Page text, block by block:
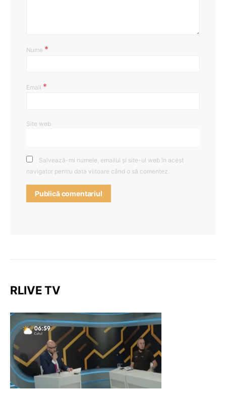
Nume *
Email *
Site web
Salvează-mi numele, emailul și site-ul web în acest
navigator pentru data viitoare când o să comentez.
RLIVE TV